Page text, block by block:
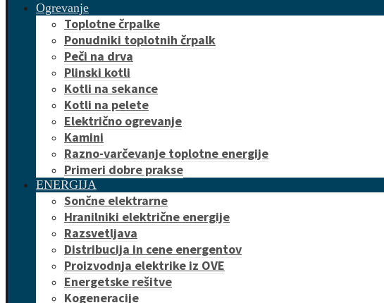
Ogrevanje
Toplotne črpalke
Ponudniki toplotnih črpalk
Peči na drva
Plinski kotli
Kotli na sekance
Kotli na pelete
Električno ogrevanje
Kamini
Razno-varčevanje toplotne energije
Primeri dobre prakse
ENERGIJA
Sončne elektrarne
Hranilniki električne energije
Razsvetljava
Distribucija in cene energentov
Proizvodnja elektrike iz OVE
Energetske rešitve
Kogeneracije